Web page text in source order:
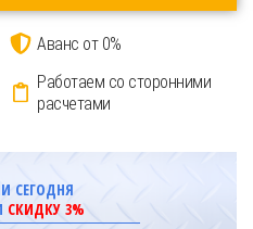
Аванс от 0%
Работаем со сторонними
расчетами
СЕГОДНЯ
СКИДКУ 3%